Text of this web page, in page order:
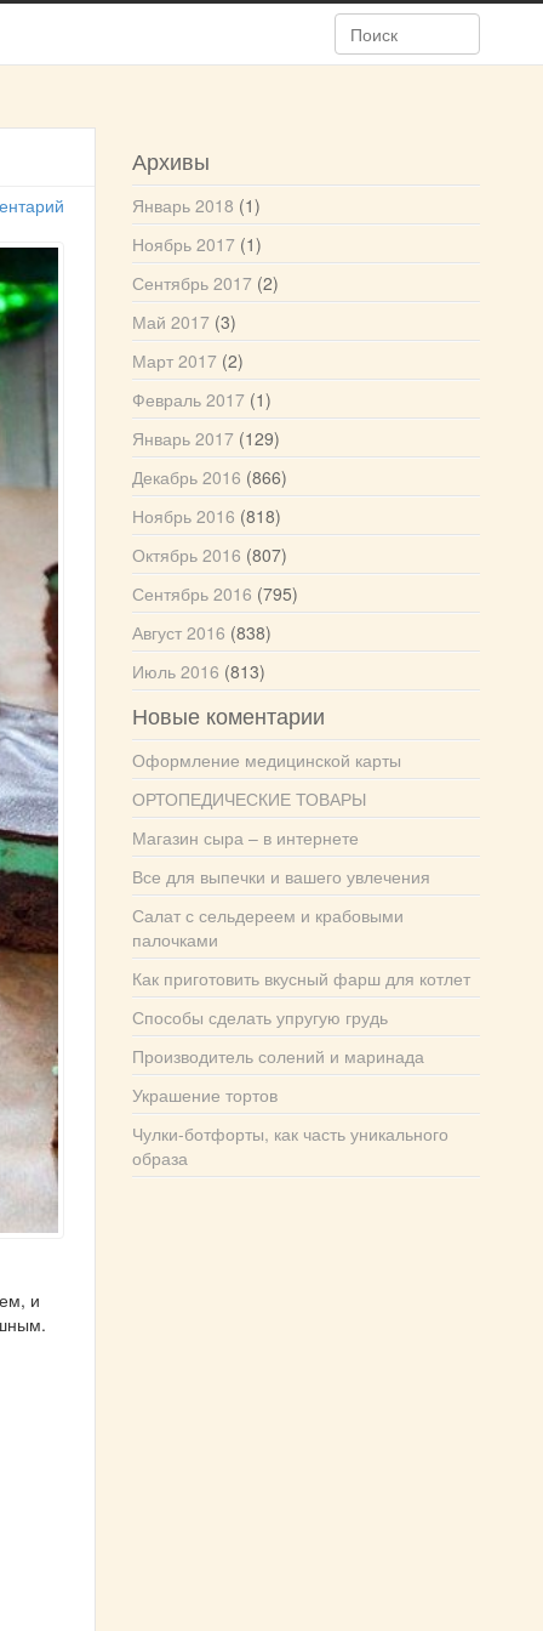
и
Архивы
Январь 2018 (1)
Ноябрь 2017(1)
Сентябрь 2017(2)
Май 2017(3)
Март 2017(2)
Февраль 2017(1)
Январь 2017(129)
Декабрь 2016 (866)
Ноябрь 2016 (818)
Октябрь 2016 (807)
Сентябрь 2016 (795)
Август 2016 (838)
Июль 2016 (813)
Новые коментарии
Оформление медицинской карты
ОРТОПЕДИЧЕСКИЕ ТОВАРЫ
Магазин сыра – в интернете
Все для выпечки и вашего увлечения
Салат с сельдереем и крабовыми
палочками
Как приготовить вкусный фарш для котлет
Способы сделать упругую грудь
Производитель солений и маринада
Украшение тортов
Чулки-ботфорты, как часть уникального
образа